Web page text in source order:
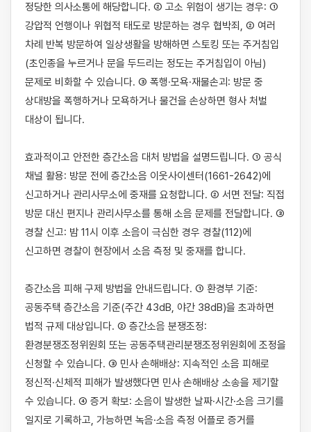
정당한 의사소통에 해당합니다. ② 고소 위험이 생기는 경우: ①
강압적 언행이나 위협적 태도로 방문하는 경우 협박죄, ② 여러
차례 반복 방문하여 일상생활을 방해하면 스토킹 또는 주거침입
(초인종을 누르거나 문을 두드리는 정도는 주거침입이 아님)
문제로 비화할 수 있습니다. ③ 폭행·모욕·재물손괴: 방문 중
상대방을 폭행하거나 모욕하거나 물건을 손상하면 형사 처벌
대상이 됩니다.
효과적이고 안전한 층간소음 대처 방법을 설명드립니다. ① 공식
채널 활용: 방문 전에 층간소음 이웃사이센터(1661-2642)에
신고하거나 관리사무소에 중재를 요청합니다. ② 서면 전달: 직접
방문 대신 편지나 관리사무소를 통해 소음 문제를 전달합니다. ③
경찰 신고: 밤 11시 이후 소음이 극심한 경우 경찰(112)에
신고하면 경찰이 현장에서 소음 측정 및 중재를 합니다.
층간소음 피해 구제 방법을 안내드립니다. ① 환경부 기준:
공동주택 층간소음 기준(주간 43dB, 야간 38dB)을 초과하면
법적 규제 대상입니다. ② 층간소음 분쟁조정:
환경분쟁조정위원회 또는 공동주택관리분쟁조정위원회에 조정을
신청할 수 있습니다. ③ 민사 손해배상: 지속적인 소음 피해로
정신적·신체적 피해가 발생했다면 민사 손해배상 소송을 제기할
수 있습니다. ④ 증거 확보: 소음이 발생한 날짜·시간·소음 크기를
일지로 기록하고, 가능하면 녹음·소음 측정 어플로 증거를